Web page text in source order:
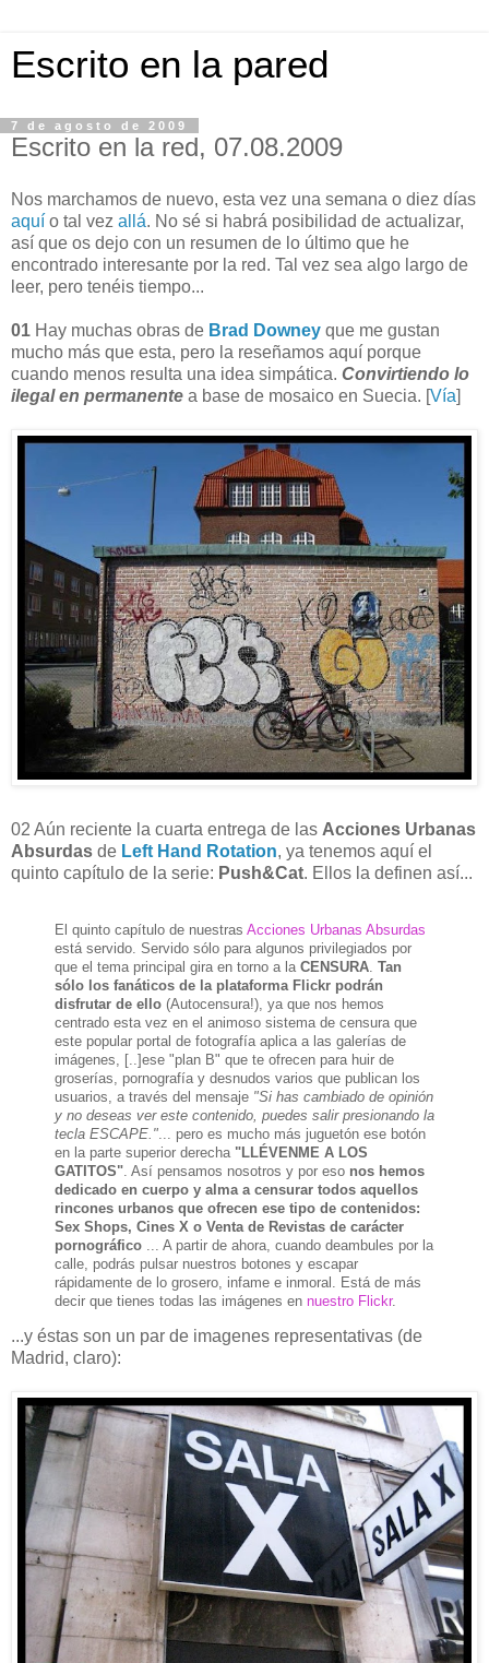
Escrito en la pared
7 de agosto de 2009
Escrito en la red, 07.08.2009
Nos marchamos de nuevo, esta vez una semana o diez días
aquí o tal vez allá. No sé si habrá posibilidad de actualizar,
así que os dejo con un resumen de lo último que he
encontrado interesante por la red. Tal vez sea algo largo de
leer, pero tenéis tiempo...
01 Hay muchas obras de Brad Downey que me gustan
mucho más que esta, pero la reseñamos aquí porque
cuando menos resulta una idea simpática. Convirtiendo lo
ilegal en permanente a base de mosaico en Suecia. [Vía]
02 Aún reciente la cuarta entrega de las Acciones Urbanas
Absurdas de Left Hand Rotation, ya tenemos aquí el
quinto capítulo de la serie: Push&Cat. Ellos la definen así...
El quinto capítulo de nuestras Acciones Urbanas Absurdas
está servido. Servido sólo para algunos privilegiados por
que el tema principal gira en torno a la CENSURA. Tan
sólo los fanáticos de la plataforma Flickr podrán
disfrutar de ello (Autocensura!), ya que nos hemos
centrado esta vez en el animoso sistema de censura que
este popular portal de fotografía aplica a las galerías de
imágenes, [..]ese "plan B" que te ofrecen para huir de
groserías, pornografía y desnudos varios que publican los
usuarios, a través del mensaje "Si has cambiado de opinión
y no deseas ver este contenido, puedes salir presionando la
tecla ESCAPE."... pero es mucho más juguetón ese botón
en la parte superior derecha "LLÉVENME A LOS
GATITOS". Así pensamos nosotros y por eso nos hemos
dedicado en cuerpo y alma a censurar todos aquellos
rincones urbanos que ofrecen ese tipo de contenidos:
Sex Shops, Cines X o Venta de Revistas de carácter
pornográfico ... A partir de ahora, cuando deambules por la
calle, podrás pulsar nuestros botones y escapar
rápidamente de lo grosero, infame e inmoral. Está de más
decir que tienes todas las imágenes en nuestro Flickr.
...y éstas son un par de imagenes representativas (de
Madrid, claro):